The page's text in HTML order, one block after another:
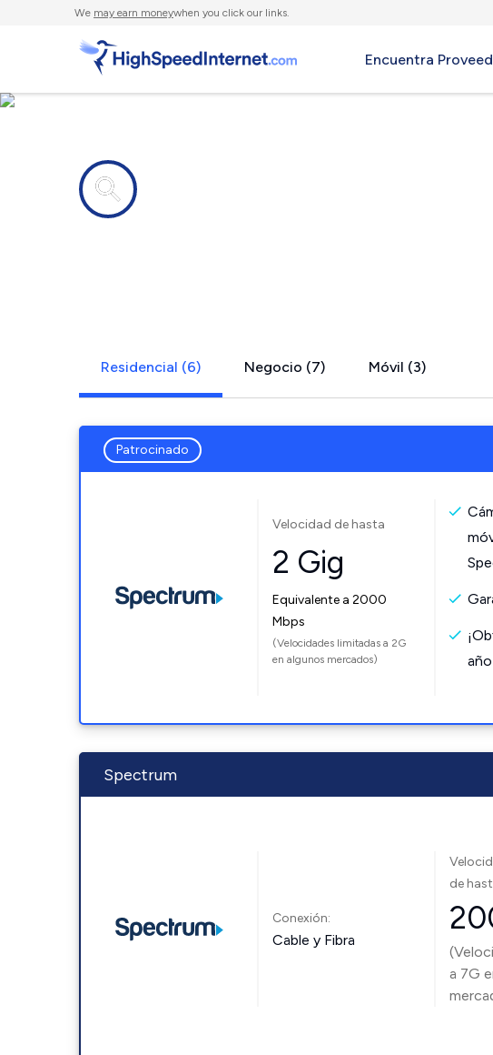
We may earn moneywhen you click our links.
Encuentra
Residencial (6) Negocio (7) Móvil (3)
Patrocinado
Velocidad de hasta
2 Gig
Equivalente a 2000
Mbps
(Velocidades limitadas a 2G
en algunos mercados)
Spectrum
Conexión:
Cable y Fibra
de
a 7G